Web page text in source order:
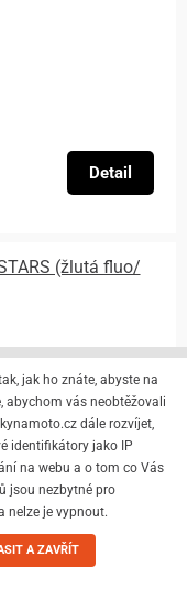
Detail
(žlutá fluo/
jak ho znáte, abyste na
abychom vás neobtěžovali
dále rozvíjet,
identifikátory jako IP
na webu a o tom co Vás
jsou nezbytné pro
nelze je vypnout.
A ZAVŘÍT